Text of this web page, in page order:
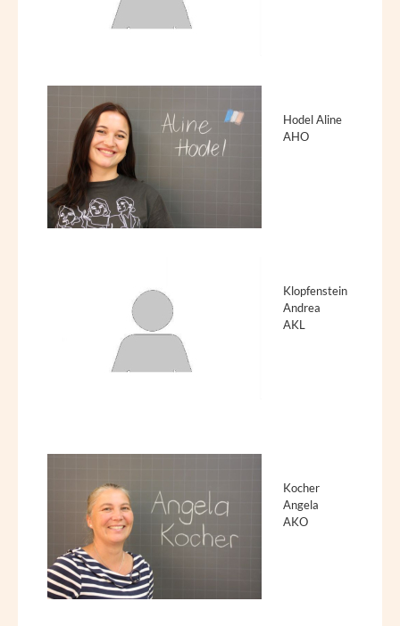
Hodel Aline
AHO
Klopfenstein
Andrea
AKL
Kocher
Angela
AKO